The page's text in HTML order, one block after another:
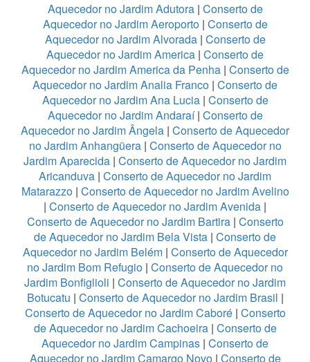
Aquecedor no Jardim Adutora| Conserto de
Aquecedor no Jardim Aeroporto| Conserto de
Aquecedor no Jardim Alvorada| Conserto de
Aquecedor no Jardim America | Conserto de
Aquecedor no Jardim America da Penha| Conserto de
Aquecedor no Jardim Analia Franco | Conserto de
Aquecedor no Jardim Ana Lucia| Conserto de
Aquecedor no Jardim Andaraí| Conserto de
Aquecedor no Jardim Ângela | Conserto de Aquecedor
no Jardim Anhangüera| Conserto de Aquecedor no
Jardim Aparecida | Conserto de Aquecedor no Jardim
Aricanduva | Conserto de Aquecedor no Jardim
Matarazzo| Conserto de Aquecedor no Jardim Avelino
| Conserto de Aquecedor no Jardim Avenida |
Conserto de Aquecedor no Jardim Bartira| Conserto
de Aquecedor no Jardim Bela Vista | Conserto de
Aquecedor no Jardim Belém| Conserto de Aquecedor
no Jardim Bom Refugio | Conserto de Aquecedor no
Jardim Bonfiglioli | Conserto de Aquecedor no Jardim
Botucatu | Conserto de Aquecedor no Jardim Brasil |
Conserto de Aquecedor no Jardim Caboré| Conserto
de Aquecedor no Jardim Cachoeira| Conserto de
Aquecedor no Jardim Campinas | Conserto de
Aquecedor no Jardim Camargo Novo| Conserto de